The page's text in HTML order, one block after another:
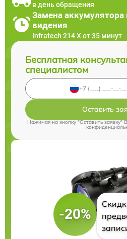
в день обращения
Замена аккумулятора
видения
Infratech 214 Х от 35 минут
Бесплатная
специалистом
Оставить
Нажимая на кнопку "Оставить заявку"
-20%